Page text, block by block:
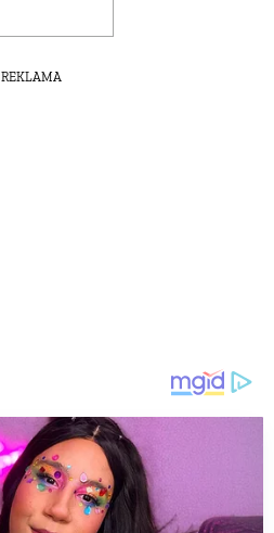
REKLAMA